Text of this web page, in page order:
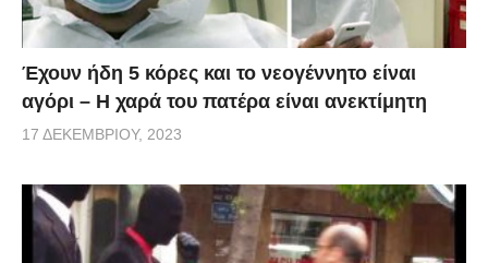
Έχουν ήδη 5 κόρες και το νεογέννητο είναι
αγόρι – Η χαρά του πατέρα είναι ανεκτίμητη
17 ΔΕΚΕΜΒΡΊΟΥ, 2023